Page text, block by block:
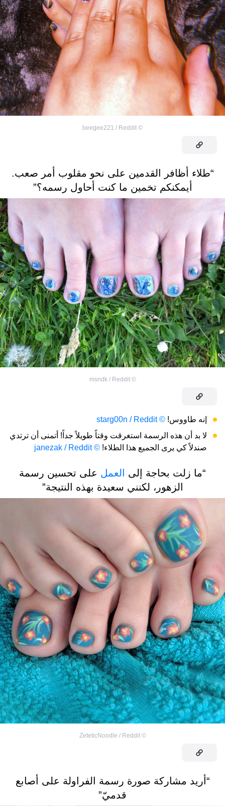
©
beegee221 / Reddit
“طلاء أظافر القدمين على نحو مقلوب أمر صعب.
أيمكنكم تخمين ما كنت أحاول رسمه؟”
©
msndk / Reddit
إنه طاووس! © starg00n / Reddit
لا بد أن هذه الرسمة استغرقت وقتاً طويلاً جداً! أتمنى أن ترتدي
صندلاً كي يرى الجميع هذا الطلاء! © janezak / Reddit
“ما زلت بحاجة إلى العمل على تحسين رسمة
الزهور، لكنني سعيدة بهذه النتيجة”
©
ZeteticNoodle / Reddit
“أريد مشاركة صورة رسمة الفراولة على أصابع
قدميّ”